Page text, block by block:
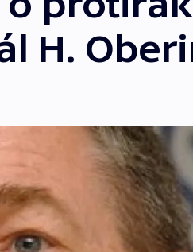
H.